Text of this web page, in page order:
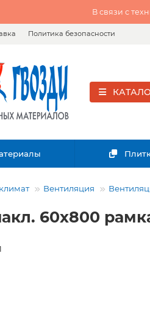
В связи с
Политика безопасности
Вентиляция
60х800